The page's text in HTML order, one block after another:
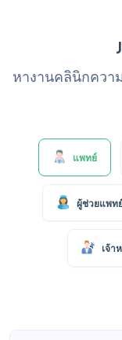
หางานคลินิกควา
แพทย์
ผู้ช่วยแพท
เจ้า